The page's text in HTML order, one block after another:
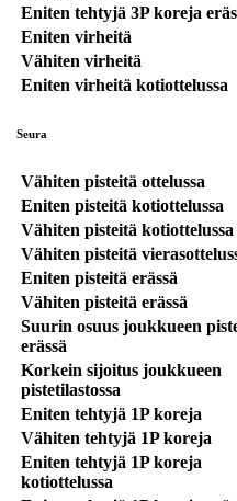
Eniten tehtyjä 3P koreja
Eniten virheitä
Vähiten virheitä
Eniten virheitä kotiottelussa
Seura
Vähiten pisteitä ottelussa
Eniten pisteitä kotiottelussa
Vähiten pisteitä kotiottelussa
Vähiten pisteitä
Eniten pisteitä erässä
Vähiten pisteitä erässä
Suurin osuus joukkueen
erässä
Korkein sijoitus joukkueen
pistetilastossa
Eniten tehtyjä 1P koreja
Vähiten tehtyjä 1P koreja
Eniten tehtyjä 1P koreja
kotiottelussa